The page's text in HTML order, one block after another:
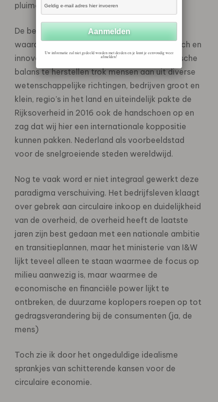
pluimage aan mensen.
De belofte van de circulaire economie om
waarde te behouden en daarmee economisch en
innovatieve kansen te bieden én de ecologische
balans te herstellen trok mensen aan uit diverse
wetenschappelijke richtingen, bedrijven groot en
klein, regio’s in het land en uiteindelijk pakte de
Rijksoverheid in 2016 ook de handschoen op en
zag dat wij hier een internationale koppositie
kunnen pakken. Nederland als voorbeeldstad
voor de snelgroeiende steden wereldwijd.
Nog te vaak word er niet integraal gewerkt deze
paradigma verschuiving. Het bedrijfsleven klaagt
over gebrek aan circulaire inkoop en duidelijkheid
van de overheid, de overheid heeft de laatste
jaren zijn best gedaan met een nationale ambitie
en transitieplannen, maar het ministerie van I&W
lijkt teveel alleen te staan waarmee de focus op
milieu aanwezig is, maar waarmee de
economische en financiële power lijkt te
ontbreken, de duurzame koplopers roepen op tot
gedragsverandering bij de consumenten (ja, de
mens)
Toch zie ik door het ongeduldige idealisme
sprankjes van schitterende kansen voor de
circulaire economie.
Uw informatie zal niet gedeeld worden met derden en je kunt je eenvoudig weer
afmelden!